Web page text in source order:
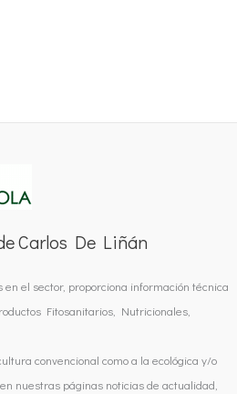
Carlos De Liñán
en el sector, proporciona información técnica
Fitosanitarios, Nutricionales,
convencional como a la ecológica y/o
nuestras páginas noticias de actualidad,